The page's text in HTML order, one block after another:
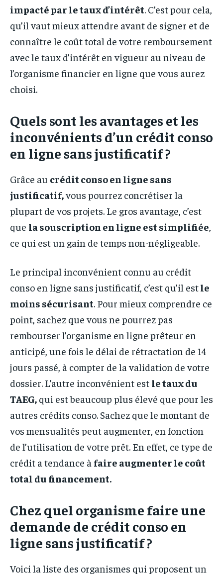
impacté par le taux d’intérêt. C’est pour cela,
qu’il vaut mieux attendre avant de signer et de
connaître le coût total de votre remboursement
avec le taux d’intérêt en vigueur au niveau de
l’organisme financier en ligne que vous aurez
choisi.
Quels sont les avantages et les
inconvénients d’un crédit conso
en ligne sans justificatif ?
Grâce au crédit conso en ligne sans
justificatif,vous pourrez concrétiser la
plupart de vos projets. Le gros avantage, c’est
que la souscription en ligne est simplifiée
ce qui est un gain de temps non-négligeable.
Le principal inconvénient connu au crédit
conso en ligne sans justificatif, c’est qu’il estle
moins sécurisant. Pour mieux comprendre ce
point, sachez que vous ne pourrez pas
rembourser l’organisme en ligne prêteur en
anticipé, une fois le délai de rétractation de 14
jours passé, à compter de la validation de votre
dossier. L’autre inconvénient est le taux du
TAEG, qui est beaucoup plus élevé que pour les
autres crédits conso. Sachez que le montant de
vos mensualités peut augmenter, en fonction
de l’utilisation de votre prêt. En effet, ce type de
crédit a tendance à faire augmenter le coût
total du financement.
Chez quel organisme faire une
demande de crédit conso en
ligne sans justificatif ?
Voici la liste des organismes qui proposent un